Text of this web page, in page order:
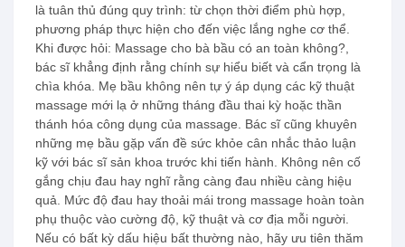
là tuân thủ đúng quy trình: từ chọn thời điểm phù hợp,
phương pháp thực hiện cho đến việc lắng nghe cơ thể.
Khi được hỏi: Massage cho bà bầu có an toàn không?,
bác sĩ khẳng định rằng chính sự hiểu biết và cẩn trọng là
chìa khóa. Mẹ bầu không nên tự ý áp dụng các kỹ thuật
massage mới lạ ở những tháng đầu thai kỳ hoặc thần
thánh hóa công dụng của massage. Bác sĩ cũng khuyên
những mẹ bầu gặp vấn đề sức khỏe cân nhắc thảo luận
kỹ với bác sĩ sản khoa trước khi tiến hành. Không nên cố
gắng chịu đau hay nghĩ rằng càng đau nhiều càng hiệu
quả. Mức độ đau hay thoải mái trong massage hoàn toàn
phụ thuộc vào cường độ, kỹ thuật và cơ địa mỗi người.
Nếu có bất kỳ dấu hiệu bất thường nào, hãy ưu tiên thăm